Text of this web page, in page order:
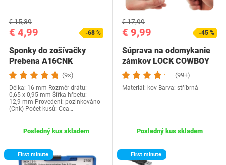
€ 4,99
€ 15,39
-68 %
Sponky do zošívačky
Prebena A16CNK
(9×)
Délka: 16 mm Rozměr drátu:
0,65 x 0,95 mm Šířka hřbetu:
12,9 mm Provedení: pozinkováno
(Cnk) Počet kusů: Cca…
Posledný kus skladem
€ 9,99
€ 17,99
-45 %
Súprava na odomykanie
zámkov LOCK COWBOY
(99+)
Materiál: kov Barva: stříbrná
Posledný kus skladem
First minute First minute